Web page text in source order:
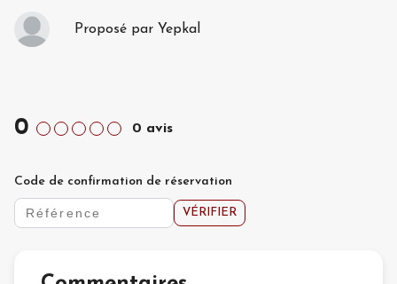
Proposé par Yepkal
0 0 avis
Code de confirmation de réservation
VÉRIFIER